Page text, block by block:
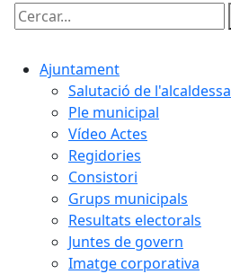
Cercar:
Ajuntament
Salutació de l'alcaldessa
Ple municipal
Vídeo Actes
Regidories
Consistori
Grups municipals
Resultats electorals
Juntes de govern
Imatge corporativa